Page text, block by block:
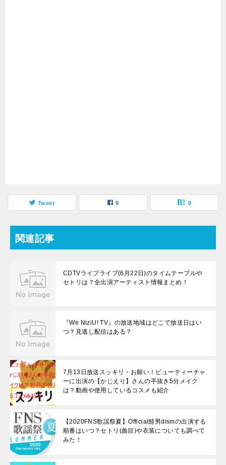
Tweet 0 0
関連記事
CDTVライブライブ(6月22日)のタイムテーブルや
セトリは？全出演アーティスト情報まとめ！
『We NiziU! TV』の放送地域はどこで放送日はい
つ？見逃し配信はある？
7月13日放送スッキリ・お願い！ビューティーチャ
ーに出演の【かじえり】さんの手抜き5分メイク
は？動画や使用しているコスメも紹介
【2020FNS歌謡祭夏】Official髭男dismの出演する
順番はいつ？セトリ(曲目)や衣装についても調べて
みた！